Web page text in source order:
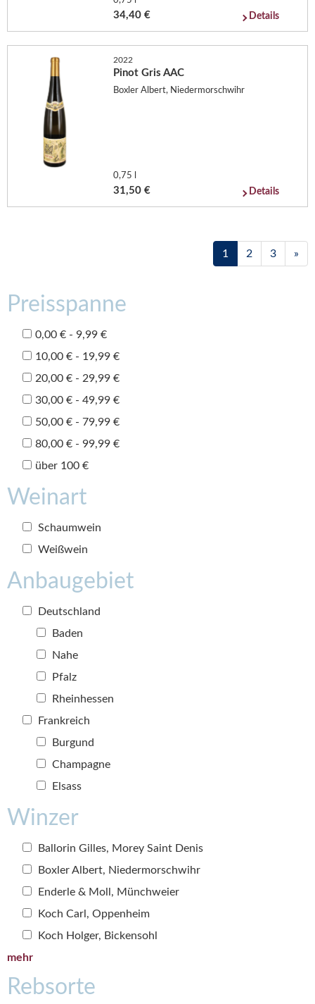
34,40 € Details
2022
Pinot Gris AAC
Boxler Albert, Niedermorschwihr
0,75 l
31,50 € Details
1 2 3 »
Preisspanne
0,00 € - 9,99 €
10,00 € - 19,99 €
20,00 € - 29,99 €
30,00 € - 49,99 €
50,00 € - 79,99 €
80,00 € - 99,99 €
über 100 €
Weinart
Schaumwein
Weißwein
Anbaugebiet
Deutschland
Baden
Nahe
Pfalz
Rheinhessen
Frankreich
Burgund
Champagne
Elsass
Winzer
Ballorin Gilles, Morey Saint Denis
Boxler Albert, Niedermorschwihr
Enderle & Moll, Münchweier
Koch Carl, Oppenheim
Koch Holger, Bickensohl
mehr
Rebsorte